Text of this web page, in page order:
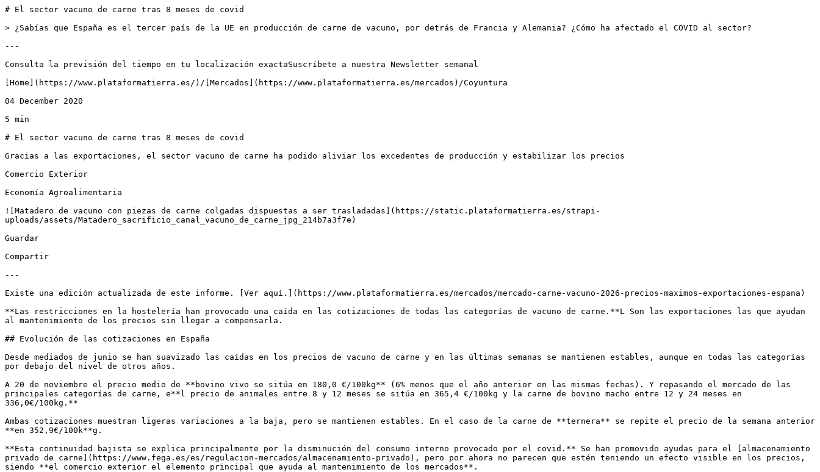
# El sector vacuno de carne tras 8 meses de covid
> ¿Sabías que España es el tercer país de la UE en producción de carne de vacuno, por detrás de Francia y Alemania? ¿Cómo ha afectado el COVID al sector?
---
Consulta la previsión del tiempo en tu localización exactaSuscríbete a nuestra Newsletter semanal
[Home](https://www.plataformatierra.es/)/[Mercados](https://www.plataformatierra.es/mercados)/Coyuntura
04 December 2020
5 min
# El sector vacuno de carne tras 8 meses de covid
Gracias a las exportaciones, el sector vacuno de carne ha podido aliviar los excedentes de producción y estabilizar los precios
Comercio Exterior
Economía Agroalimentaria
![Matadero de vacuno con piezas de carne colgadas dispuestas a ser trasladadas](https://static.plataformatierra.es/strapi-
uploads/assets/Matadero_sacrificio_canal_vacuno_de_carne_jpg_214b7a3f7e)
Guardar
Compartir
---
Existe una edición actualizada de este informe. [Ver aquí.](https://www.plataformatierra.es/mercados/mercado-carne-vacuno-2026-precios-maximos-exportaciones-espana)
**Las restricciones en la hostelería han provocado una caída en las cotizaciones de todas las categorías de vacuno de carne.**L Son las exportaciones las que ayudan
al mantenimiento de los precios sin llegar a compensarla.
## Evolución de las cotizaciones en España
Desde mediados de junio se han suavizado las caídas en los precios de vacuno de carne y en las últimas semanas se mantienen estables, aunque en todas las categorías
por debajo del nivel de otros años.
A 20 de noviembre el precio medio de **bovino vivo se sitúa en 180,0 €/100kg** (6% menos que el año anterior en las mismas fechas). Y repasando el mercado de las
principales categorías de carne, e**l precio de animales entre 8 y 12 meses se sitúa en 365,4 €/100kg y la carne de bovino macho entre 12 y 24 meses en
336,0€/100kg.**
Ambas cotizaciones muestran ligeras variaciones a la baja, pero se mantienen estables. En el caso de la carne de **ternera** se repite el precio de la semana anterior
**en 352,9€/100k**g.
**Esta continuidad bajista se explica principalmente por la disminución del consumo interno provocado por el covid.** Se han promovido ayudas para el [almacenamiento
privado de carne](https://www.fega.es/es/regulacion-mercados/almacenamiento-privado), pero por ahora no parecen que estén teniendo un efecto visible en los precios,
siendo **el comercio exterior el elemento principal que ayuda al mantenimiento de los mercados**.